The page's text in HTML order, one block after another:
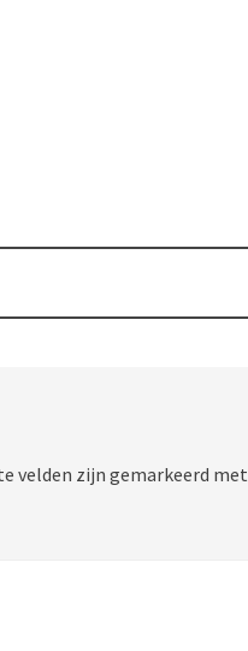
velden zijn gemarkeerd met